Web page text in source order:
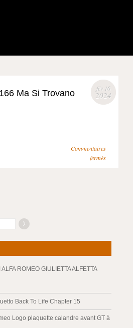
fév 16
2024
Ma Si Trovano
Commentaires
fermés
ROMEO GIULIETTA ALFETTA
Back To Life Chapter 15
Logo plaquette calandre avant GT à